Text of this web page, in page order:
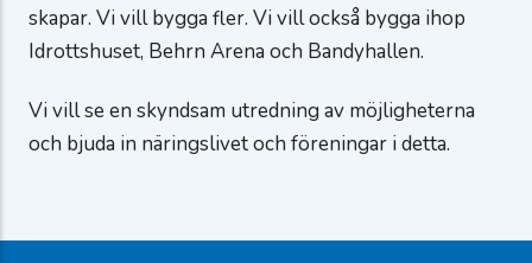
skapar. Vi vill bygga fler. Vi vill också bygga ihop
Idrottshuset, Behrn Arena och Bandyhallen.
Vi vill se en skyndsam utredning av möjligheterna
och bjuda in näringslivet och föreningar i detta.